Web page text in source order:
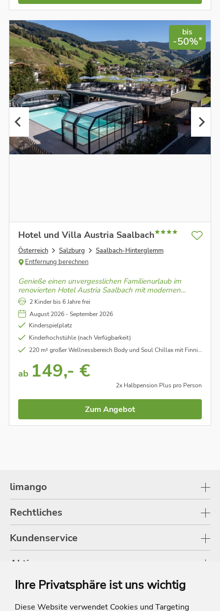
Ihre Privatsphäre ist uns wichtig
Diese Website verwendet Cookies und Targeting
bis
-50%*
Hotel und Villa Austria Saalbach
Österreich Salzburg
Saalbach-Hinterglemm
Entfernung berechnen
Genieße einen unvergesslichen Familienurlaub im
renovierten Hotel Austria Saalbach mit modernen
Zimmern, Joker Card, neuem Außenpool und dem
Restaurant "The Buffet" mit täglichen Themenbuffets.
2 Kinder bis 6 Jahre frei
August 2026 - September 2026
Kinderspielplatz
Kinderhochstühle (nach Verfügbarkeit)
220 m² großer Wellnessbereich Body und Soul Chillax mit Finnischer Sauna, Aromadampfbad, Infrarotkabine, Ruheraum, Erfrischungsbereich mit Trinkbrunnen und NEU: Outdoor-Hallenbad
ab 149,- €
2x Halbpension Plus pro Person
Zum Angebot
limango
Rechtliches
Kundenservice
Aktionen
Shop